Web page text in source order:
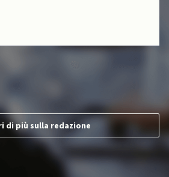
di più sulla redazione